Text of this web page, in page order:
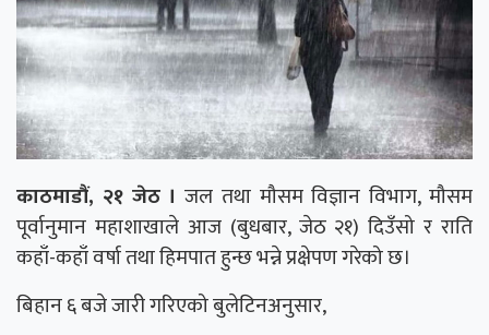
काठमाडौं, २१ जेठ । जल तथा मौसम विज्ञान विभाग, मौसम
पूर्वानुमान महाशाखाले आज (बुधबार, जेठ २१) दिउँसो र राति
कहाँ-कहाँ वर्षा तथा हिमपात हुन्छ भन्ने प्रक्षेपण गरेको छ।
बिहान ६ बजे जारी गरिएको बुलेटिनअनुसार,